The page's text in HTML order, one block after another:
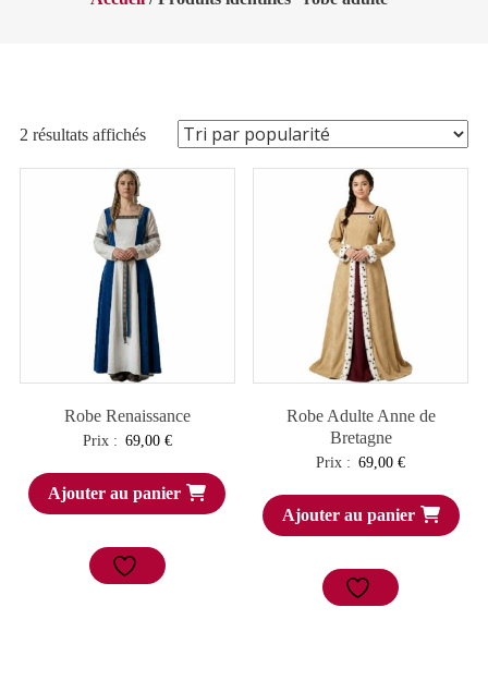
2 résultats affichésTrié
par
Robe Renaissance
Prix : 69,00 €
Ajouter au panier
Robe Adulte Anne de
Bretagne
Prix : 69,00€
Ajouter au panier